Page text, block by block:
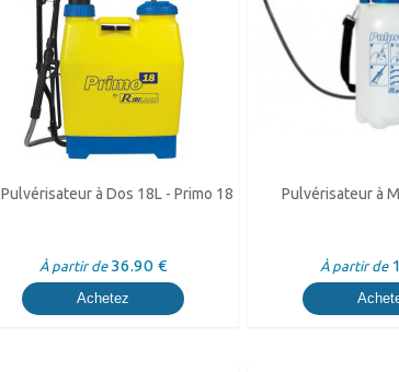
Pulvérisateur à Dos 18L - Primo 18
À partir de36.90 €
Achetez
Pulvérisateur à
À partir de